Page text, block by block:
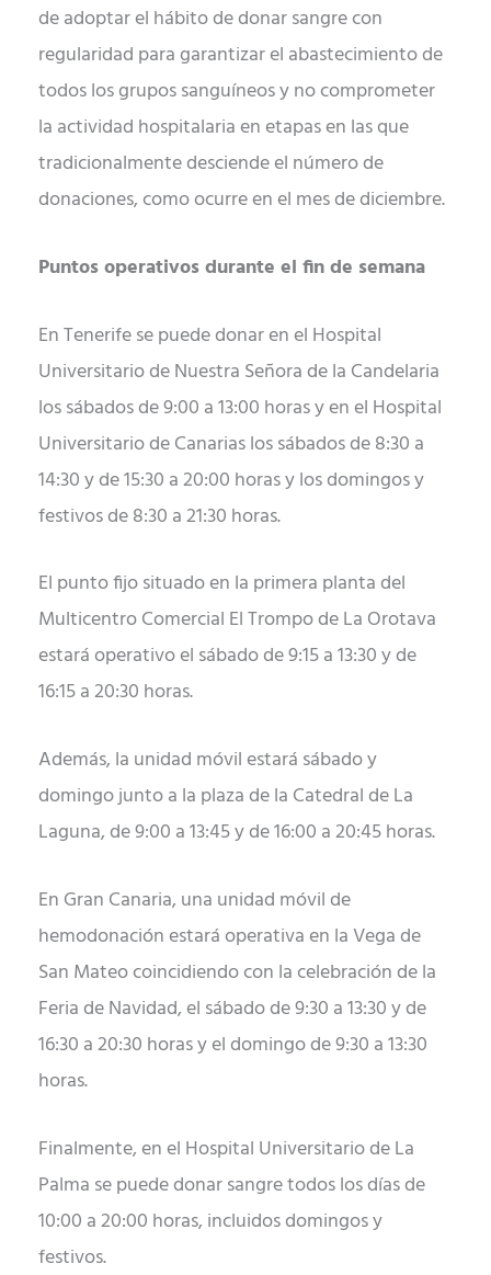
de adoptar el hábito de donar sangre con
regularidad para garantizar el abastecimiento de
todos los grupos sanguíneos y no comprometer
la actividad hospitalaria en etapas en las que
tradicionalmente desciende el número de
donaciones, como ocurre en el mes de diciembre.
Puntos operativos durante el fin de semana
En Tenerife se puede donar en el Hospital
Universitario de Nuestra Señora de la Candelaria
los sábados de 9:00 a 13:00 horas y en el Hospital
Universitario de Canarias los sábados de 8:30 a
14:30 y de 15:30 a 20:00 horas y los domingos y
festivos de 8:30 a 21:30 horas.
El punto fijo situado en la primera planta del
Multicentro Comercial El Trompo de La Orotava
estará operativo el sábado de 9:15 a 13:30 y de
16:15 a 20:30 horas.
Además, la unidad móvil estará sábado y
domingo junto a la plaza de la Catedral de La
Laguna, de 9:00 a 13:45 y de 16:00 a 20:45 horas.
En Gran Canaria, una unidad móvil de
hemodonación estará operativa en la Vega de
San Mateo coincidiendo con la celebración de la
Feria de Navidad, el sábado de 9:30 a 13:30 y de
16:30 a 20:30 horas y el domingo de 9:30 a 13:30
horas.
Finalmente, en el Hospital Universitario de La
Palma se puede donar sangre todos los días de
10:00 a 20:00 horas, incluidos domingos y
festivos.